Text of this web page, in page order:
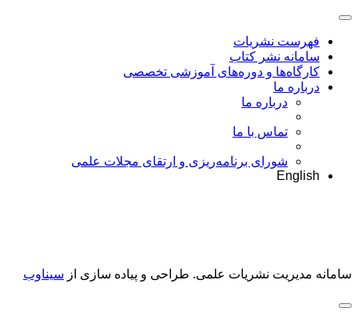
فهرست نشریات
سامانه نشر کتاب
کارگاه‌ها و دوره‌های آموزشی تخصصی
درباره ما
درباره ما
تماس با ما
شورای برنامه‌ریزی و ارتقای مجلات علمی
English
سامانه مدیریت نشریات علمی. طراحی و پیاده سازی از سیناوب